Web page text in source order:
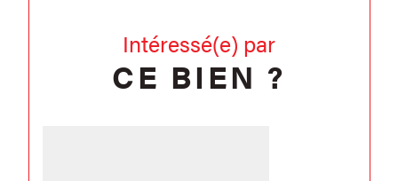
Intéressé(e) par
CE BIEN ?